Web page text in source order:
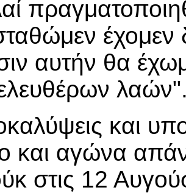
έχομεν
αυτήν θα
και
και αγώνα
στις 12